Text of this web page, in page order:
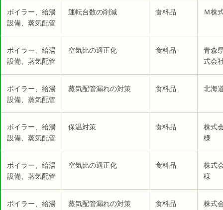
ボイラー、給湯
設備、蒸気配管
運転台数の削減 食料品 Ｍ株
ボイラー、給湯
設備、蒸気配管
空気比の適正化 食料品
青森
式会
ボイラー、給湯
設備、蒸気配管
蒸気配管漏れの対策 食料品 北海
ボイラー、給湯
設備、蒸気配管
保温対策 食料品
株式
様
ボイラー、給湯
設備、蒸気配管
空気比の適正化 食料品
株式
様
ボイラー、給湯
蒸気配管漏れの対策 食料品
株式